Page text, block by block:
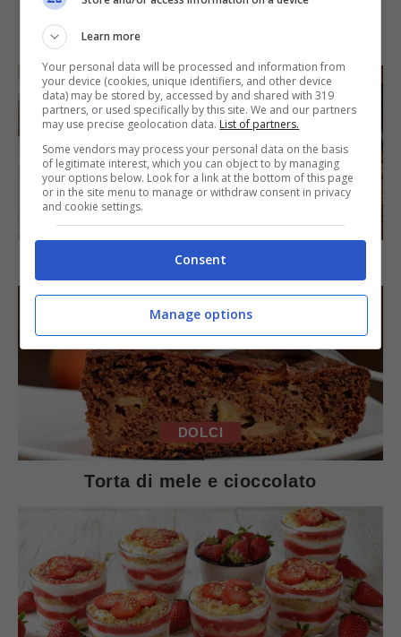
SECONDI PIATTI
Arista di maiale al latte
DOLCI
Torta di mele e cioccolato
Learn more
Your personal data will be processed and information from
your device (cookies, unique identifiers, and other device
data) may be stored by, accessed by and shared with 319
partners, or used specifically by this site. We and our partners
may use precise geolocation data. List of partners.
Some vendors may process your personal data on the basis
of legitimate interest, which you can object to by managing
your options below. Look for a link at the bottom of this page
or in the site menu to manage or withdraw consent in privacy
and cookie settings.
Consent
Manage options